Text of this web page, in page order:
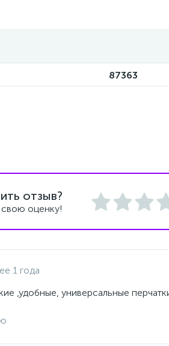
87363
отзыв?
свою оценку!
1 года
,удобные, универсальные